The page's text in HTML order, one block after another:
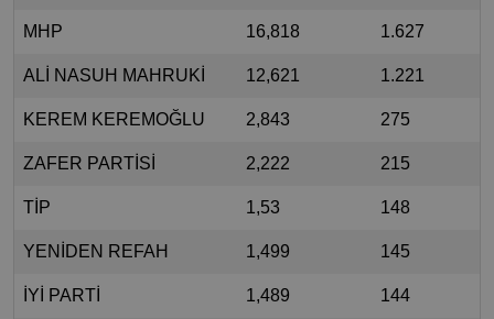
MHP 16,818 1.627
ALİ NASUH MAHRUKİ 12,621 1.221
KEREM KEREMOĞLU 2,843 275
ZAFER PARTİSİ 2,222 215
TİP 1,53 148
YENİDEN REFAH 1,499 145
İYİ PARTİ 1,489 144